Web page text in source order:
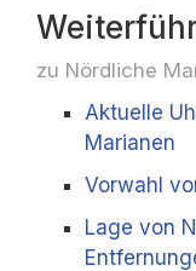
zu Nördliche
Aktuelle
Marianen
Vorwahl
Lage von